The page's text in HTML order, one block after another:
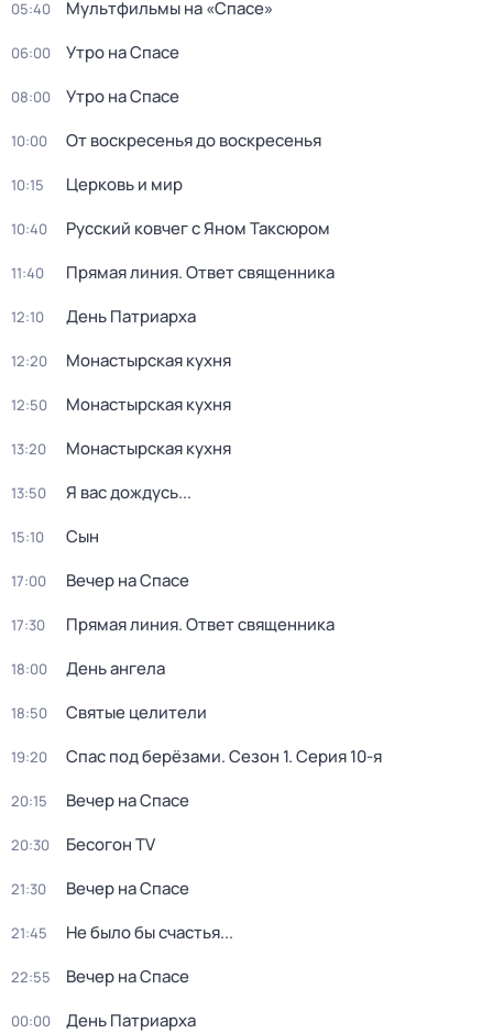
05:40 Мультфильмы на «Спасе»
06:00 Утро на Спасе
08:00 Утро на Спасе
10:00 От воскресенья до воскресенья
10:15 Церковь и мир
10:40 Русский ковчег с Яном Таксюром
11:40 Прямая линия. Ответ священника
12:10 Дeнь Патриаpха
12:20 Монастырская кухня
12:50 Монастырская кухня
13:20 Монастырская кухня
13:50 Я вас дождусь...
15:10 Сын
17:00 Вечер на Спасе
17:30 Прямая линия. Ответ священника
18:00 День ангела
18:50 Святые целители
19:20 Спас под берёзами. Сезон 1. Серия 10-я
20:15 Вечер на Спасе
20:30 Бесогон TV
21:30 Вечер на Спасе
21:45 Не было бы счастья...
22:55 Вечер на Спасе
00:00 Дeнь Патриаpха